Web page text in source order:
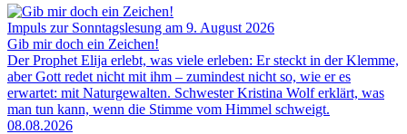
Impuls zur Sonntagslesung am 9. August 2026
Gib mir doch ein Zeichen!
Der Prophet Elija erlebt, was viele erleben: Er steckt in der Klemme,
aber Gott redet nicht mit ihm – zumindest nicht so, wie er es
erwartet: mit Naturgewalten. Schwester Kristina Wolf erklärt, was
man tun kann, wenn die Stimme vom Himmel schweigt.
08.08.2026